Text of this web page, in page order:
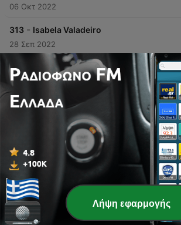
06 Οκτ 2022
313 - Isabela Valadeiro
28 Σεπ 2022
312 Matilde Reymão
20 Σεπ 2022
311 - David Carreira e Carolina Carvalho
Εμφάνιση περισσότερων
Podcasts του Mega Hits
Λήψη εφαρμογής